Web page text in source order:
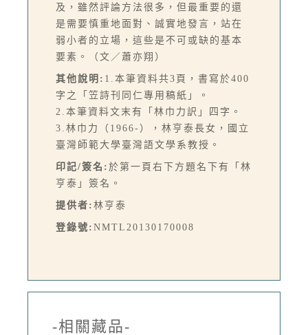
及，雖然評論方法很多，但最重要的還
是需要慎重地面對、誠實地發言，站在
弱小者的立場，這些是不可或缺的基本
要素。（文／蕭亦翔）
其他說明: 1.本筆資料共3頁，書寫於400
字之「笠詩刊同仁專用稿紙」。
2.本筆資料文末有「林巾力訳」四字。
3.林巾力（1966-），林亨泰長女，國立
臺灣師範大學臺灣語文學系教授。
印記/簽名: 於第一頁右下方題名下有「林
亨泰」簽名。
提供者: 林亨泰
登錄號: NMTL20130170008
-相關藏品-